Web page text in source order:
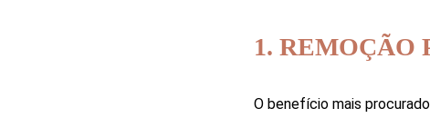
1. REMOÇÃO
O benefício mais